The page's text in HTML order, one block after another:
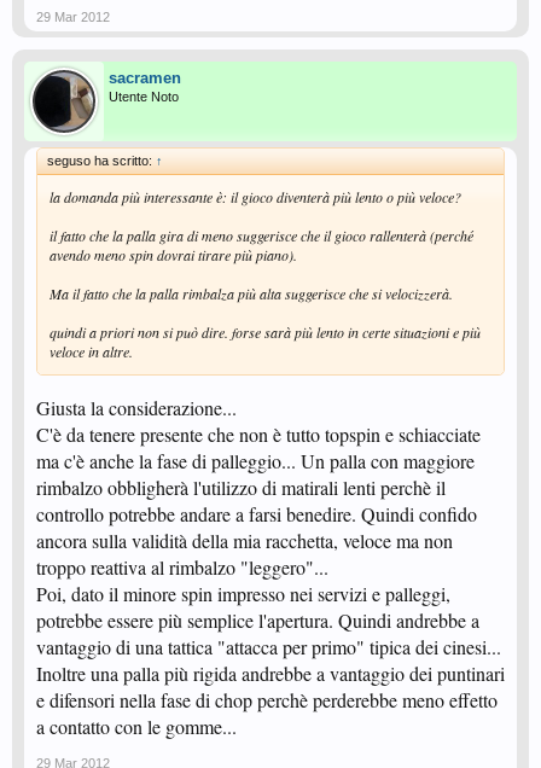
29 Mar 2012
sacramen
Utente Noto
seguso ha scritto: ↑
la domanda più interessante è: il gioco diventerà più lento o più veloce?
il fatto che la palla gira di meno suggerisce che il gioco rallenterà (perché
avendo meno spin dovrai tirare più piano).
Ma il fatto che la palla rimbalza più alta suggerisce che si velocizzerà.
quindi a priori non si può dire. forse sarà più lento in certe situazioni e più
veloce in altre.
Giusta la considerazione...
C'è da tenere presente che non è tutto topspin e schiacciate
ma c'è anche la fase di palleggio... Un palla con maggiore
rimbalzo obbligherà l'utilizzo di matirali lenti perchè il
controllo potrebbe andare a farsi benedire. Quindi confido
ancora sulla validità della mia racchetta, veloce ma non
troppo reattiva al rimbalzo "leggero"...
Poi, dato il minore spin impresso nei servizi e palleggi,
potrebbe essere più semplice l'apertura. Quindi andrebbe a
vantaggio di una tattica "attacca per primo" tipica dei cinesi...
Inoltre una palla più rigida andrebbe a vantaggio dei puntinari
e difensori nella fase di chop perchè perderebbe meno effetto
a contatto con le gomme...
29 Mar 2012